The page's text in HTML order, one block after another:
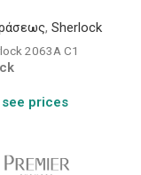
, Sherlock
2063A C1
prices